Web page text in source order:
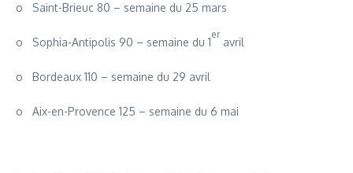
o Saint-Brieuc 80 – semaine du 25 mars
o Sophia-Antipolis 90 – semaine du 1
er
avril
o Bordeaux 110 – semaine du 29 avril
o Aix-en-Provence 125 – semaine du 6 mai